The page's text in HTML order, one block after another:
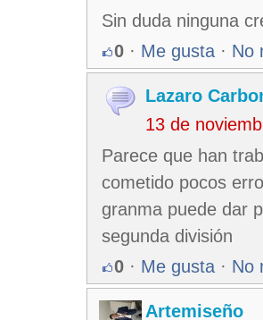
Sin duda ninguna
0 · Me gusta · No
Lazaro
13 de
Parece que han
cometido pocos
granma puede dar
segunda división
0 · Me gusta · No
Artemiseño